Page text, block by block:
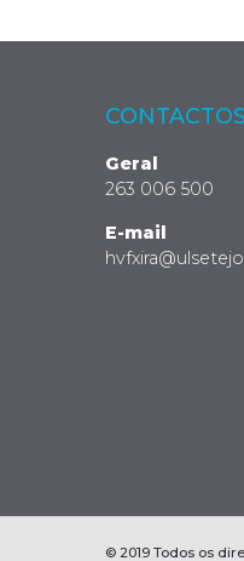
CONTACTOS
Geral
263 006 500
E-mail
© 2019 Todos os